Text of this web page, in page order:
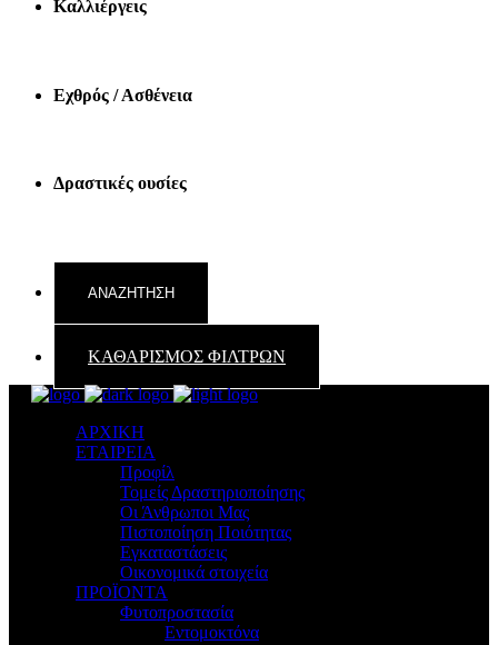
Καλλιέργεις
Εχθρός / Ασθένεια
Δραστικές ουσίες
ΚΑΘΑΡΙΣΜΟΣ ΦΙΛΤΡΩΝ
ΑΡΧΙΚΗ
ΕΤΑΙΡΕΙΑ
Προφίλ
Τομείς Δραστηριοποίησης
Οι Άνθρωποι Μας
Πιστοποίηση Ποιότητας
Εγκαταστάσεις
Οικονομικά στοιχεία
ΠΡΟΪΟΝΤΑ
Φυτοπροστασία
Εντομοκτόνα